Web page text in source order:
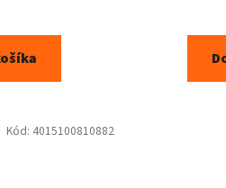
Kód: 4015100810882